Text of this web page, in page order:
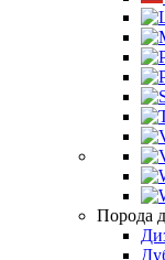
Порода